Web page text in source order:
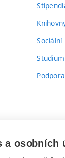
Sociální
a osobních